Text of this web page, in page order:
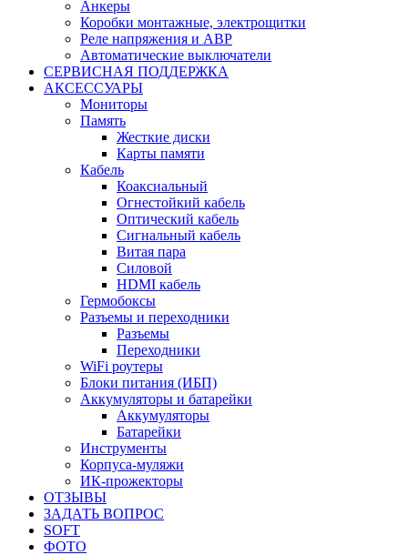
Анкеры
Коробки монтажные, электрощитки
Реле напряжения и АВР
Автоматические выключатели
СЕРВИСНАЯ ПОДДЕРЖКА
АКСЕССУАРЫ
Мониторы
Память
Жесткие диски
Карты памяти
Кабель
Коаксиальный
Огнестойкий кабель
Оптический кабель
Сигнальный кабель
Витая пара
Силовой
HDMI кабель
Гермобоксы
Разъемы и переходники
Разъемы
Переходники
WiFi роутеры
Блоки питания (ИБП)
Аккумуляторы и батарейки
Аккумуляторы
Батарейки
Инструменты
Корпуса-муляжи
ИК-прожекторы
ОТЗЫВЫ
ЗАДАТЬ ВОПРОС
SOFT
ФОТО